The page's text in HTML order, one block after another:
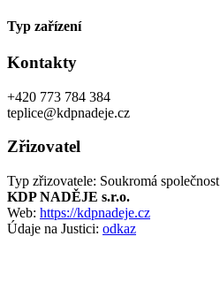
Typ zařízení
Kontakty
+420 773 784 384
teplice@kdpnadeje.cz
Zřizovatel
Typ zřizovatele: Soukromá společnost
KDP NADĚJE s.r.o.
Web: https://kdpnadeje.cz
Údaje na Justici: odkaz